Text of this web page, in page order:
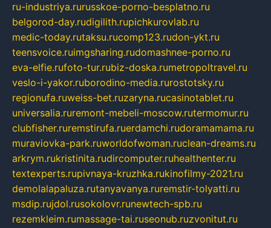
ru-industriya.rurusskoe-porno-besplatno.ru
belgorod-day.rudigilith.rupichkurovlab.ru
medic-today.rutaksu.rucomp123.rudon-ykt.ru
teensvoice.ruimgsharing.rudomashnee-porno.ru
eva-elfie.rufoto-tur.rubiz-doska.rumetropoltravel.ru
veslo-i-yakor.ruborodino-media.rurostotsky.ru
regionufa.ruweiss-bet.ruzaryna.rucasinotablet.ru
universalia.ruremont-mebeli-moscow.rutermomur.ru
clubfisher.ruremstirufa.ruerdamchi.rudoramamama.ru
muraviovka-park.ruworldofwoman.ruclean-dreams.ru
arkrym.rukristinita.rudircomputer.ruhealthenter.ru
textexperts.rupivnaya-kruzhka.rukinofilmy-2021.ru
demolalapaluza.rutanyavanya.ruremstir-tolyatti.ru
msdip.rujdol.rusokolovr.runewtech-spb.ru
rezemkleim.rumassage-tai.ruseonub.ruzvonitut.ru